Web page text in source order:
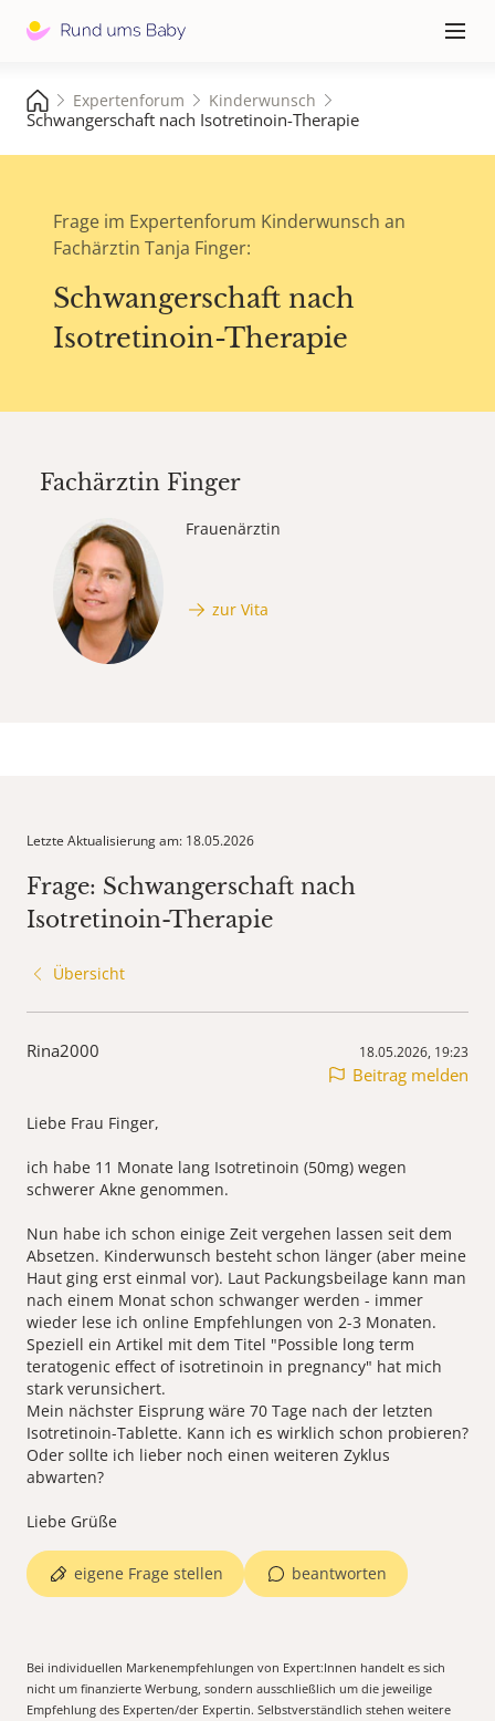
≡
Expertenforum Kinderwunsch
Schwangerschaft nach Isotretinoin-Therapie
Frage im Expertenforum Kinderwunsch an
Fachärztin Tanja Finger:
Schwangerschaft nach
Isotretinoin-Therapie
Fachärztin Finger
Frauenärztin
zur Vita
Letzte Aktualisierung am: 18.05.2026
Frage: Schwangerschaft nach
Isotretinoin-Therapie
Übersicht
Rina2000 18.05.2026, 19:23
Beitrag melden
Liebe Frau Finger,
ich habe 11 Monate lang Isotretinoin (50mg) wegen
schwerer Akne genommen.
Nun habe ich schon einige Zeit vergehen lassen seit dem
Absetzen. Kinderwunsch besteht schon länger (aber meine
Haut ging erst einmal vor). Laut Packungsbeilage kann man
nach einem Monat schon schwanger werden - immer
wieder lese ich online Empfehlungen von 2-3 Monaten.
Speziell ein Artikel mit dem Titel "Possible long term
teratogenic effect of isotretinoin in pregnancy" hat mich
stark verunsichert.
Mein nächster Eisprung wäre 70 Tage nach der letzten
Isotretinoin-Tablette. Kann ich es wirklich schon probieren?
Oder sollte ich lieber noch einen weiteren Zyklus
abwarten?
Liebe Grüße
beantworten
eigene Frage stellen
Bei individuellen Markenempfehlungen von Expert:Innen handelt es sich
nicht um finanzierte Werbung, sondern ausschließlich um die jeweilige
Empfehlung des Experten/der Expertin. Selbstverständlich stehen weitere